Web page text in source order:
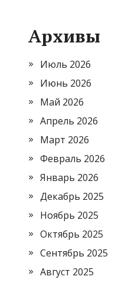
Архивы
Июль 2026
Июнь 2026
Май 2026
Апрель 2026
Март 2026
Февраль 2026
Январь 2026
Декабрь 2025
Ноябрь 2025
Октябрь 2025
Сентябрь 2025
Август 2025